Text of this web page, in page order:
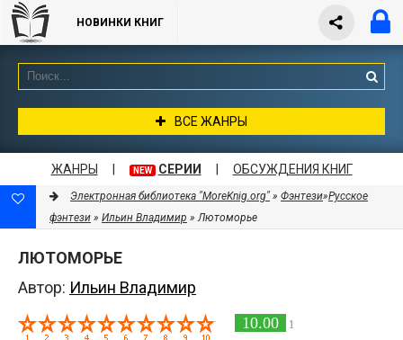
НОВИНКИ КНИГ
ВСЕ ЖАНРЫ
ЖАНРЫ NEW СЕРИИ ОБСУЖДЕНИЯ КНИГ
Электронная библиотека "MoreKnig.org" » Фэнтези»Русское
фэнтези » Ильин Владимир » Лютоморье
ЛЮТОМОРЬЕ
Автор: Ильин Владимир
10.00 1